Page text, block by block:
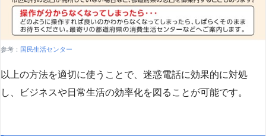
参考： 国民生活センター
以上の方法を適切に使うことで、迷惑電話に効果的に対処
し、ビジネスや日常生活の効率化を図ることが可能です。